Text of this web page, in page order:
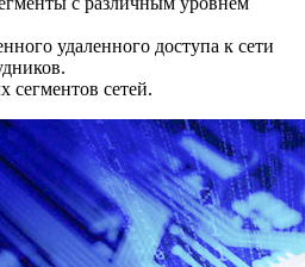
удаленного доступа к сети
сегментов сетей.